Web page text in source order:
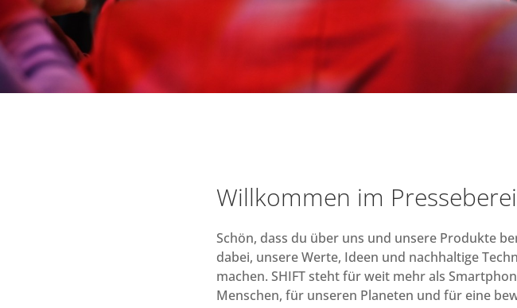
Willkommen im
Schön, dass du über uns und unsere Produkte
dabei, unsere Werte, Ideen und nachhaltige
machen. SHIFT steht für weit mehr als
Menschen, für unseren Planeten und für eine